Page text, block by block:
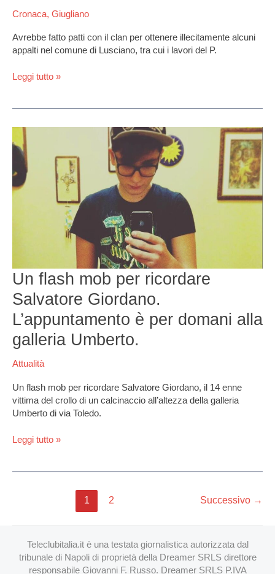
Cronaca, Giugliano
Avrebbe fatto patti con il clan per ottenere illecitamente alcuni
appalti nel comune di Lusciano, tra cui i lavori del P.
Leggi tutto »
Un flash mob per ricordare
Salvatore Giordano.
L’appuntamento è per domani alla
galleria Umberto.
Attualità
Un flash mob per ricordare Salvatore Giordano, il 14 enne
vittima del crollo di un calcinaccio all’altezza della galleria
Umberto di via Toledo.
Un
flash
mob
per
ricordare
Salvatore
L’appuntamento
alla
galleria
Umberto.
Leggi tutto »
1 2 Successivo →
Teleclubitalia.it è una testata giornalistica autorizzata dal
tribunale di Napoli di proprietà della Dreamer SRLS direttore
responsabile Giovanni F. Russo. Dreamer SRLS P.IVA